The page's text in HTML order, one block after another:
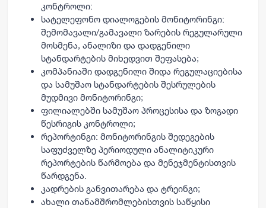
კონტროლი:
სატელეფონო დიალოგების მონიტორინგი:
შემომავალი/გამავალი ზარების რეგულარული
მოსმენა, ანალიზი და დადგენილი
სტანდარტების მიხედვით შეფასება;
კომპანიაში დადგენილი შიდა რეგულაციებისა
და სამუშაო სტანდარტების შესრულების
მუდმივი მონიტორინგი;
ფილიალებში სამუშაო პროცესისა და ზოგადი
წესრიგის კონტროლი;
რეპორტინგი: მონიტორინგის შედეგების
საფუძველზე პერიოდული ანალიტიკური
რეპორტების წარმოება და მენეჯმენტისთვის
წარდგენა.
კადრების განვითარება და ტრეინგი;
ახალი თანამშრომლებისთვის საწყისი